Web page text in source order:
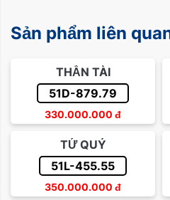
Sản phẩm liên
THẦN TÀI
51D-879.79
330.000.000 đ
TỨ QUÝ
51L-455.55
350.000.000 đ